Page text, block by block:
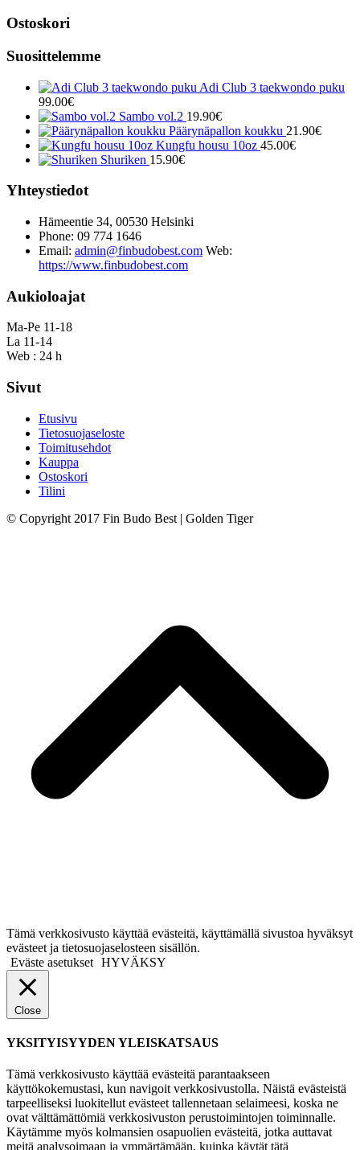
Ostoskori
Suosittelemme
Adi Club 3 taekwondo puku
99.00€
Sambo vol.2 19.90€
Päärynäpallon koukku 21.90€
Kungfu housu 10oz 45.00€
Shuriken 15.90€
Yhteystiedot
Hämeentie 34, 00530 Helsinki
Phone: 09 774 1646
Email: admin@finbudobest.com Web:
https://www.finbudobest.com
Aukioloajat
Ma-Pe 11-18
La 11-14
Web : 24 h
Sivut
Etusivu
Tietosuojaseloste
Toimitusehdot
Kauppa
Ostoskori
Tilini
© Copyright 2017 Fin Budo Best | Golden Tiger
Tämä verkkosivusto käyttää evästeitä, käyttämällä sivustoa hyväksyt
evästeet ja tietosuojaselosteen sisällön.
Eväste asetukset HYVÄKSY
Close
YKSITYISYYDEN YLEISKATSAUS
Tämä verkkosivusto käyttää evästeitä parantaakseen
käyttökokemustasi, kun navigoit verkkosivustolla. Näistä evästeistä
tarpeelliseksi luokitellut evästeet tallennetaan selaimeesi, koska ne
ovat välttämättömiä verkkosivuston perustoimintojen toiminnalle.
Käytämme myös kolmansien osapuolien evästeitä, jotka auttavat
meitä analysoimaan ja ymmärtämään, kuinka käytät tätä